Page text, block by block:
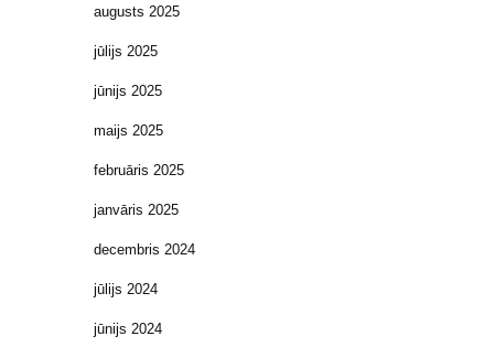
augusts 2025
jūlijs 2025
jūnijs 2025
maijs 2025
februāris 2025
janvāris 2025
decembris 2024
jūlijs 2024
jūnijs 2024